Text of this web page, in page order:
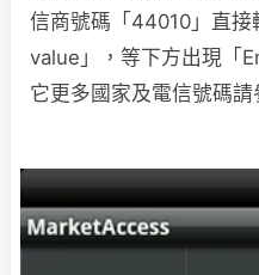
信商號碼「44010」直
value」，等下方出現「
它更多國家及電信號碼